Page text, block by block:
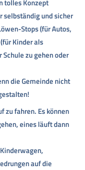
tolles Konzept
und sicher
Stops (für Autos,
Kinder als
zu gehen oder
die Gemeinde nicht
zu fahren. Es können
eines läuft dann
auf die